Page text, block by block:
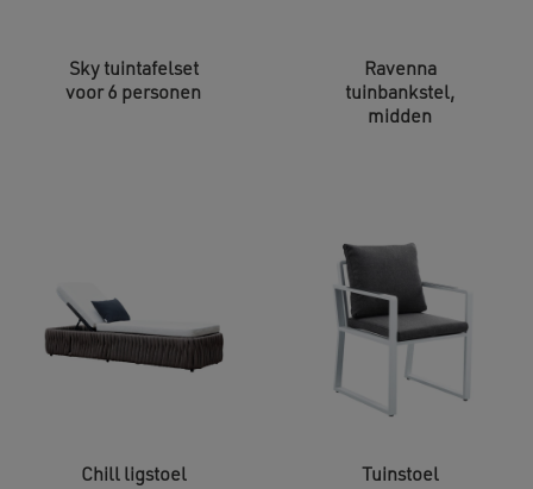
Sky tuintafelset
voor 6 personen
Ravenna
tuinbankstel,
midden
Chill ligstoel
Tuinstoel